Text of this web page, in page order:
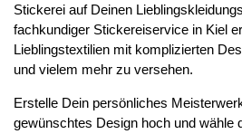
Stickerei auf Deinen
fachkundiger Stickereiservice in Kiel
Lieblingstextilien mit komplizierten
und vielem mehr zu versehen.
Erstelle Dein persönliches
gewünschtes Design hoch und wähle